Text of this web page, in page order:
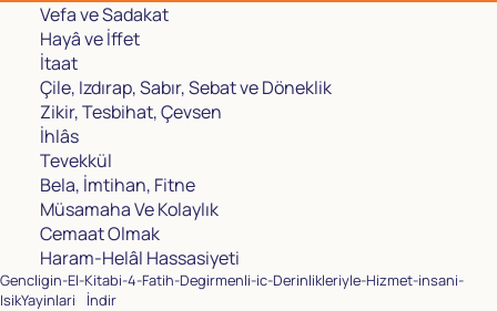
Vefa ve Sadakat
Hayâ ve İffet
İtaat
Çile, Izdırap, Sabır, Sebat ve Döneklik
Zikir, Tesbihat, Çevsen
İhlâs
Tevekkül
Bela, İmtihan, Fitne
Müsamaha Ve Kolaylık
Cemaat Olmak
Haram-Helâl Hassasiyeti
Gencligin-El-Kitabi-4-Fatih-Degirmenli-ic-Derinlikleriyle-Hizmet-insani-
IsikYayinlari
İndir